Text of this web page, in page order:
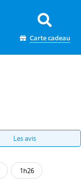
Carte cadeau
Les avis
1h26